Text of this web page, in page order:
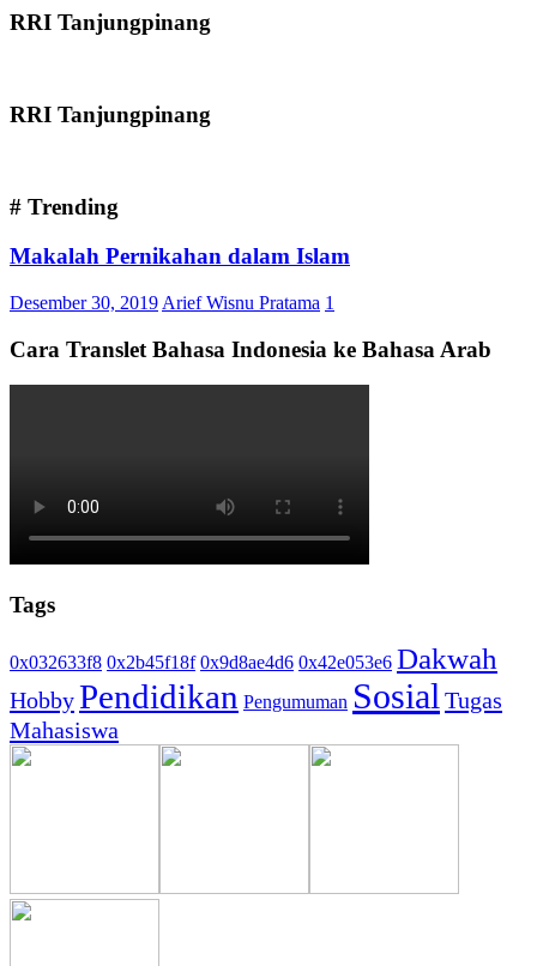
RRI Tanjungpinang
RRI Tanjungpinang
# Trending
Makalah Pernikahan dalam Islam
Desember 30, 2019 Arief Wisnu Pratama 1
Cara Translet Bahasa Indonesia ke Bahasa Arab
Tags
0x032633f8 0x2b45f18f 0x9d8ae4d6 0x42e053e6 Dakwah
HobbyPendidikan Pengumuman Sosial Tugas
Mahasiswa